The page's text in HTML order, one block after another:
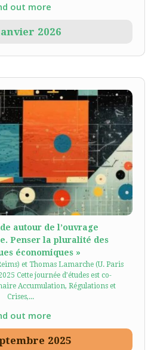
out more
2026
autour de l’ouvrage
Penser la pluralité des
économiques »
et Thomas Lamarche (U. Paris
Cette journée d’études est co-
Accumulation, Régulations et
Crises,...
out more
2025